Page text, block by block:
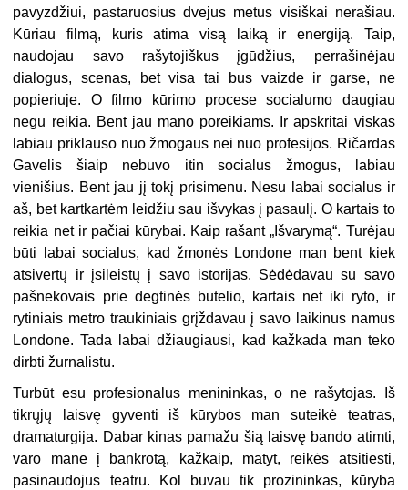
pavyzdžiui, pastaruosius dvejus metus visiškai nerašiau.
Kūriau filmą, kuris atima visą laiką ir energiją. Taip,
naudojau savo rašytojiškus įgūdžius, perrašinėjau
dialogus, scenas, bet visa tai bus vaizde ir garse, ne
popieriuje. O filmo kūrimo procese socialumo daugiau
negu reikia. Bent jau mano poreikiams. Ir apskritai viskas
labiau priklauso nuo žmogaus nei nuo profesijos. Ričardas
Gavelis šiaip nebuvo itin socialus žmogus, labiau
vienišius. Bent jau jį tokį prisimenu. Nesu labai socialus ir
aš, bet kartkartėm leidžiu sau išvykas į pasaulį. O kartais to
reikia net ir pačiai kūrybai. Kaip rašant „Išvarymą“. Turėjau
būti labai socialus, kad žmonės Londone man bent kiek
atsivertų ir įsileistų į savo istorijas. Sėdėdavau su savo
pašnekovais prie degtinės butelio, kartais net iki ryto, ir
rytiniais metro traukiniais grįždavau į savo laikinus namus
Londone. Tada labai džiaugiausi, kad kažkada man teko
dirbti žurnalistu.
Turbūt esu profesionalus menininkas, o ne rašytojas. Iš
tikrųjų laisvę gyventi iš kūrybos man suteikė teatras,
dramaturgija. Dabar kinas pamažu šią laisvę bando atimti,
varo mane į bankrotą, kažkaip, matyt, reikės atsitiesti,
pasinaudojus teatru. Kol buvau tik prozininkas, kūryba